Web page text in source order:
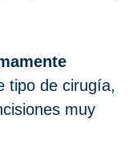
tipo de cirugía,
muy